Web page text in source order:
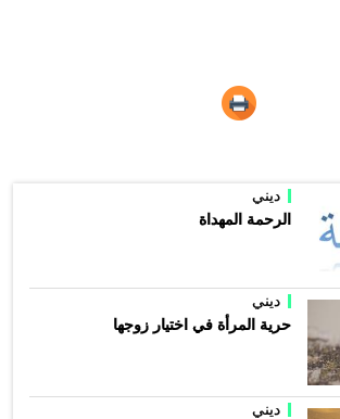
ديني
الرحمة المهداة
ديني
حرية المرأة في اختيار زوجها
ديني